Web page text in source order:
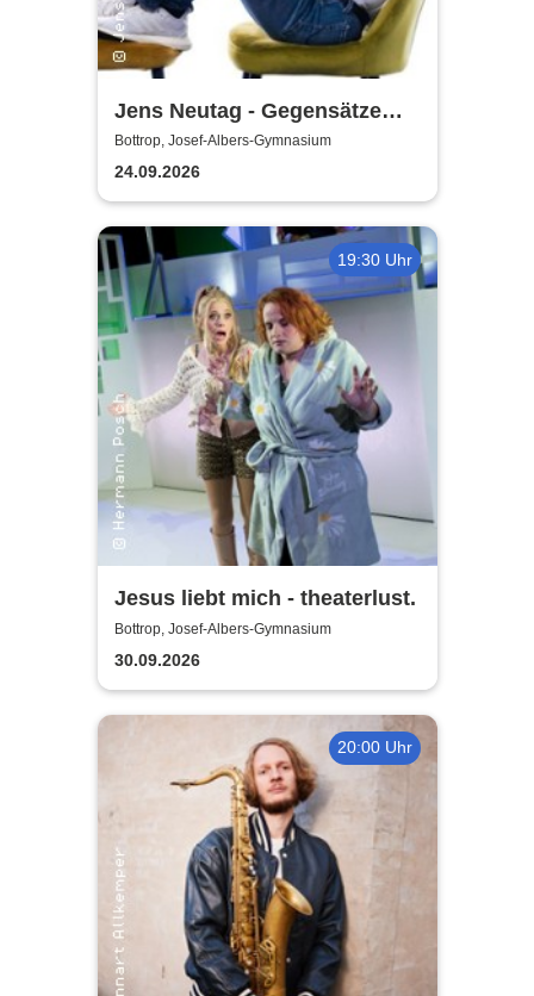
Jens Neutag - Gegensätze
ziehen sich aus
Bottrop, Josef-Albers-Gymnasium
24.09.2026
19:30 Uhr
Jesus liebt mich - theaterlust.
Bottrop, Josef-Albers-Gymnasium
30.09.2026
20:00 Uhr